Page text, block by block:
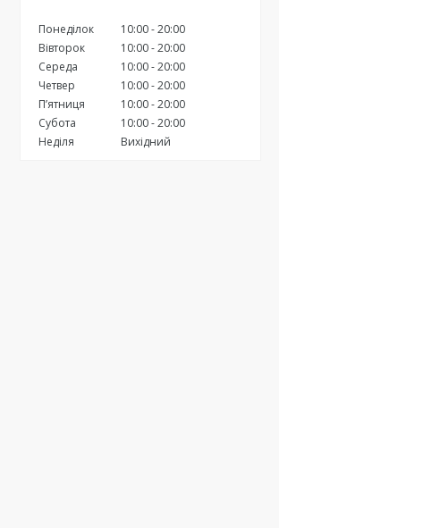
Понеділок 10:00 20:00
Вівторок
10:00 20:00
Середа
10:00 20:00
Четвер
10:00 20:00
Пʼятниця
10:00 20:00
Субота
10:00 20:00
Неділя
Вихідний